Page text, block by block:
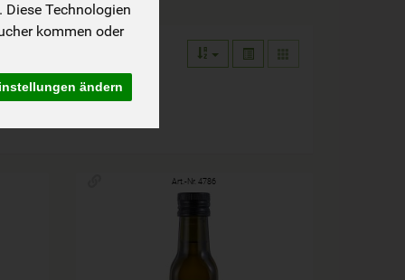
Diese Technologien
kommen oder
ändern
Art.-Nr. 4786